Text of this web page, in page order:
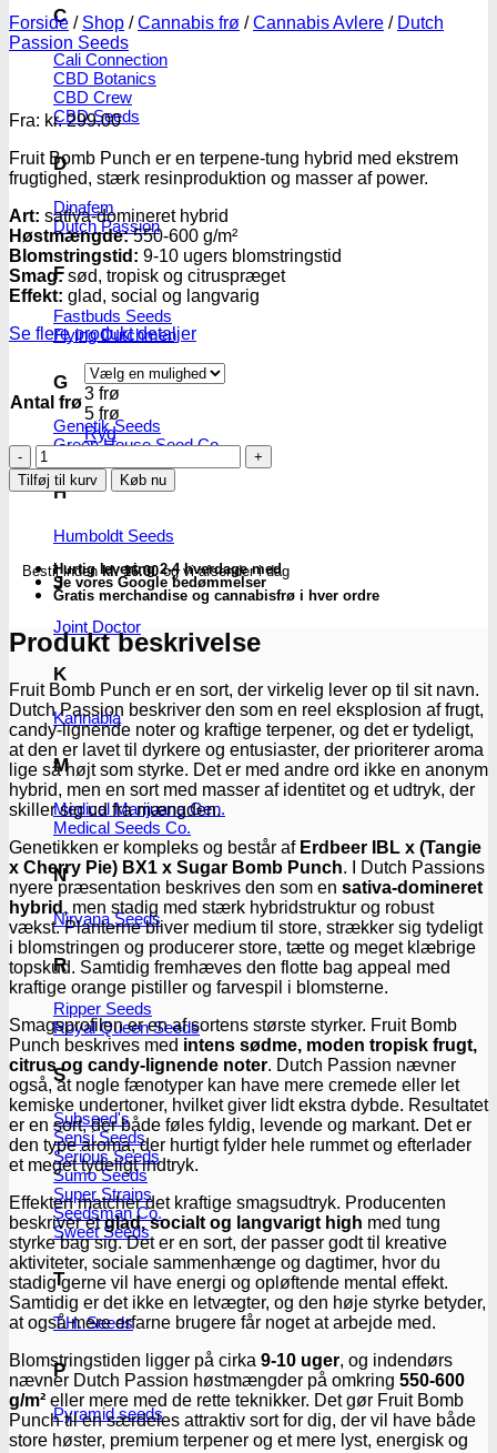
C
Cali Connection
CBD Botanics
CBD Crew
CBD Seeds
D
Dinafem
Dutch Passion
F
Fastbuds Seeds
Flying Dutchmen
G
Genetik Seeds
Green House Seed Co.
H
Humboldt Seeds
J
Joint Doctor
K
Kannabia
M
Medical Marijuana Gen.
Medical Seeds Co.
N
Nirvana Seeds
R
Ripper Seeds
Royal Queen Seeds
S
Subseed's
Sensi Seeds
Serious Seeds
Sumo Seeds
Super Strains
Seedsman Co.
Sweet Seeds
T
T.H. Seeds
P
Pyramid seeds
Forside / Shop / Cannabis frø / Cannabis Avlere / Dutch
Passion Seeds
Fra: kr.299.00
Fruit Bomb Punch er en terpene-tung hybrid med ekstrem
frugtighed, stærk resinproduktion og masser af power.
Art: sativa-domineret hybrid
Høstmængde:550-600 g/m²
Blomstringstid: 9-10 ugers blomstringstid
Smag:sød, tropisk og citruspræget
Effekt: glad, social og langvarig
Se flere produkt detaljer
Antal frø3 frø
5 frø
Ryd
Fruit
Bomb
Punch
feminiserede
|
Dutch
antal
Tilføj til kurv Køb nu
Bestil indenkl. 16.00og vi afsender i dag
Hurtig levering 2-4 hverdage med
Se vores Google bedømmelser
Gratis merchandise og cannabisfrø i hver ordre
Produkt beskrivelse
Fruit Bomb Punch er en sort, der virkelig lever op til sit navn.
Dutch Passion beskriver den som en reel eksplosion af frugt,
candy-lignende noter og kraftige terpener, og det er tydeligt,
at den er lavet til dyrkere og entusiaster, der prioriterer aroma
lige så højt som styrke. Det er med andre ord ikke en anonym
hybrid, men en sort med masser af identitet og et udtryk, der
skiller sig ud fra mængden.
Genetikken er kompleks og består af Erdbeer IBL x (Tangie
x Cherry Pie) BX1 x Sugar Bomb Punch. I Dutch Passions
nyere præsentation beskrives den som en sativa-domineret
hybrid , men stadig med stærk hybridstruktur og robust
vækst. Planterne bliver medium til store, strækker sig tydeligt
i blomstringen og producerer store, tætte og meget klæbrige
topskud. Samtidig fremhæves den flotte bag appeal med
kraftige orange pistiller og farvespil i blomsterne.
Smagsprofilen er en af sortens største styrker. Fruit Bomb
Punch beskrives med intens sødme, moden tropisk frugt,
citrus og candy-lignende noter. Dutch Passion nævner
også, at nogle fænotyper kan have mere cremede eller let
kemiske undertoner, hvilket giver lidt ekstra dybde. Resultatet
er en sort, der både føles fyldig, levende og markant. Det er
den type aroma, der hurtigt fylder hele rummet og efterlader
et meget tydeligt indtryk.
Effekten matcher det kraftige smagsudtryk. Producenten
beskriver etglad, socialt og langvarigt high med tung
styrke bag sig. Det er en sort, der passer godt til kreative
aktiviteter, sociale sammenhænge og dagtimer, hvor du
stadig gerne vil have energi og opløftende mental effekt.
Samtidig er det ikke en letvægter, og den høje styrke betyder,
at også mere erfarne brugere får noget at arbejde med.
Blomstringstiden ligger på cirka 9-10 uger, og indendørs
nævner Dutch Passion høstmængder på omkring 550-600
g/m² eller mere med de rette teknikker. Det gør Fruit Bomb
Punch til en særdeles attraktiv sort for dig, der vil have både
store høster, premium terpener og et mere lyst, energisk og